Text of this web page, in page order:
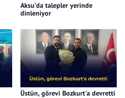
Aksu’da talepler yerinde
dinleniyor
Üstün, görevi Bozkurt'a devretti